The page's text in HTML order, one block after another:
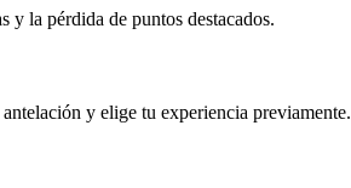
y la pérdida de puntos destacados.
y elige tu experiencia previamente.